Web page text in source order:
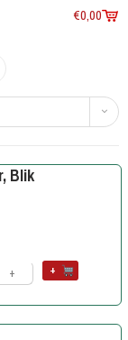
€0,00
Blik
+ +